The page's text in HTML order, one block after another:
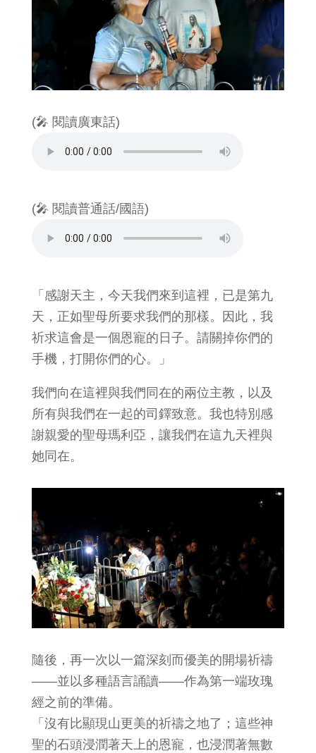
(🎤 閱讀廣東話)
(🎤 閱讀普通話/國語)
「感謝天主，今天我們來到這裡，已是第九
天，正如聖母所要求我們的那樣。因此，我
祈求這會是一個恩寵的日子。請關掉你們的
手機，打開你們的心。」
我們向在這裡與我們同在的兩位主教，以及
所有與我們在一起的司鐸致意。我也特別感
謝親愛的聖母瑪利亞，讓我們在這九天裡與
她同在。
隨後，再一次以一篇深刻而優美的開場祈禱
——並以多種語言誦讀——作為第一端玫瑰
經之前的準備。
「沒有比顯現山更美的祈禱之地了；這些神
聖的石頭浸潤著天上的恩寵，也浸潤著無數